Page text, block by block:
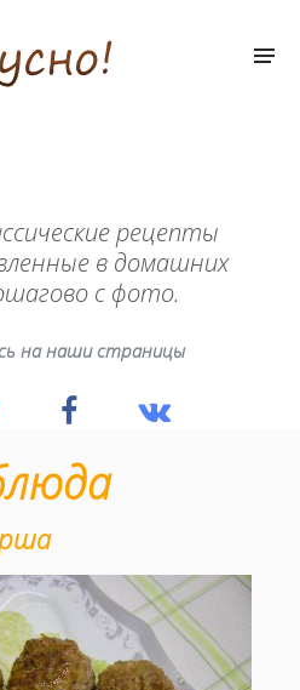
рецепты
в домашних
с фото.
на наши страницы